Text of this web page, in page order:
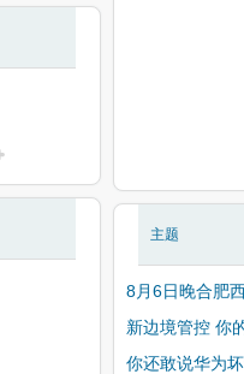
主题
8月6日晚合肥
新边境管控 你
你还敢说华为